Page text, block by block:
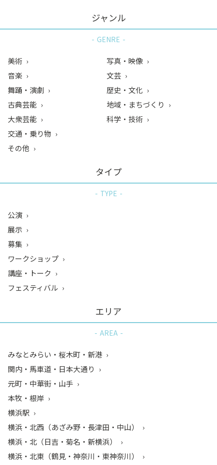
ジャンル
GENRE
美術
音楽
舞踊・演劇
古典芸能
大衆芸能
写真・映像
文芸
歴史・文化
地域・まちづくり
科学・技術
交通・乗り物
その他
タイプ
TYPE
公演
展示
募集
ワークショップ
講座・トーク
フェスティバル
エリア
AREA
みなとみらい・桜木町・新港
関内・馬車道・日本大通り
元町・中華街・山手
本牧・根岸
横浜駅
横浜・北西（あざみ野・長津田・中山）
横浜・北（日吉・菊名・新横浜）
横浜・北東（鶴見・神奈川・東神奈川）